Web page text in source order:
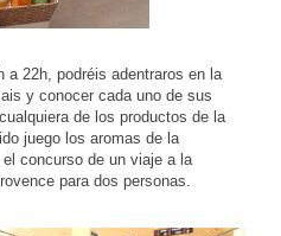
a 22h, podréis adentraros en la
y conocer cada uno de sus
de los productos de la
juego los aromas de la
concurso de un viaje a la
para dos personas.